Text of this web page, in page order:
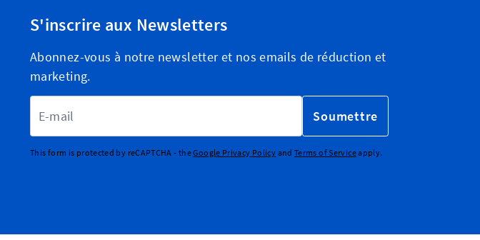
S'inscrire aux Newsletters
Abonnez-vous à notre newsletter et nos emails de réduction et
marketing.
Soumettre
This form is protected by reCAPTCHA - theGoogle Privacy Policy and Terms of Serviceapply.